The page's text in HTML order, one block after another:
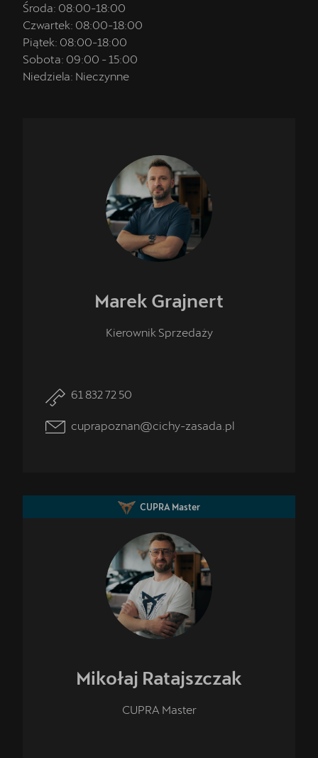
Środa: 08:00-18:00
Czwartek: 08:00-18:00
Piątek: 08:00-18:00
Sobota: 09:00 - 15:00
Niedziela: Nieczynne
Marek Grajnert
Kierownik Sprzedaży
61 832 72 50
cuprapoznan@cichy-zasada.pl
CUPRA Master
Mikołaj Ratajszczak
CUPRA Master